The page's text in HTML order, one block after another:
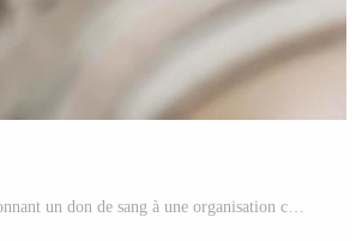
homme bénévole donnant un don de sang à une organisation croisée rouge - personnes ayant un concept de don de sang Photo Gratuite